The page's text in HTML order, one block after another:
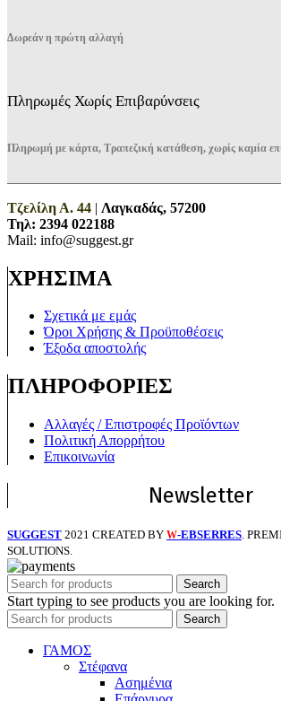
Δωρεάν η πρώτη αλλαγή
Πληρωμές Χωρίς Επιβαρύνσεις
Πληρωμή με κάρτα, Τραπεζική κατάθεση, χωρίς καμία
Τζελίλη Α. 44 | Λαγκαδάς, 57200
Τηλ: 2394 022188
Mail: info@suggest.gr
ΧΡΗΣΙΜΑ
Σχετικά με εμάς
Όροι Χρήσης & Προϋποθέσεις
Έξοδα αποστολής
ΠΛΗΡΟΦΟΡΙΕΣ
Αλλαγές / Επιστροφές Προϊόντων
Πολιτική Απορρήτου
Επικοινωνία
Newsletter
SUGGEST 2021 CREATED BY W-EBSERRES.
SOLUTIONS.
Search
Start typing to see products you are looking for.
Search
ΓΑΜΟΣ
Στέφανα
Ασημένια